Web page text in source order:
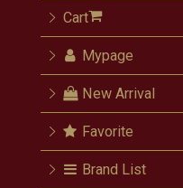
Cart
Mypage
New Arrival
Favorite
Brand List